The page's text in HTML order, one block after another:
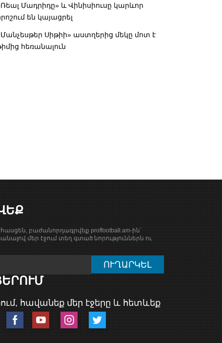
Մադրիդը» և Վինիսիուսը կարևոր
են կայացրել
Սիթիի» աստղերից մեկը մոտ է
հեռանալուն
բաժանորդագրվեք proffootball.am-ին՝
մեր էջում տեղ գտած նորություններն ու
հավանեք մեր էջերը և հետևեք